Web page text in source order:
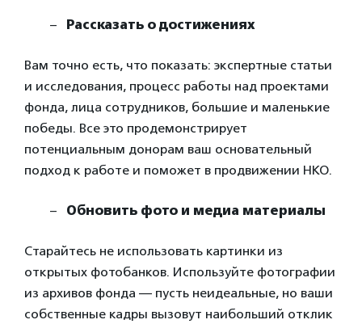
Рассказать о достижениях
Вам точно есть, что показать: экспертные статьи
и исследования, процесс работы над проектами
фонда, лица сотрудников, большие и маленькие
победы. Все это продемонстрирует
потенциальным донорам ваш основательный
подход к работе и поможет в продвижении НКО.
Обновить фото и медиа материалы
Старайтесь не использовать картинки из
открытых фотобанков. Используйте фотографии
из архивов фонда — пусть неидеальные, но ваши
собственные кадры вызовут наибольший отклик